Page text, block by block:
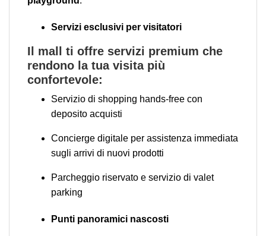
Servizi esclusivi per visitatori
Il mall ti offre servizi premium che
rendono la tua visita più
confortevole:
Servizio di shopping hands-free con
deposito acquisti
Concierge digitale per assistenza immediata
sugli arrivi di nuovi prodotti
Parcheggio riservato e servizio di valet
parking
Punti panoramici nascosti